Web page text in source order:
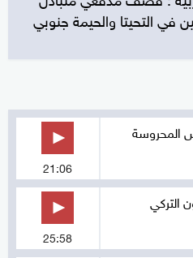
في التحيتا والحيمة جنوبي
المحروسة
21:06
التركي
25:58